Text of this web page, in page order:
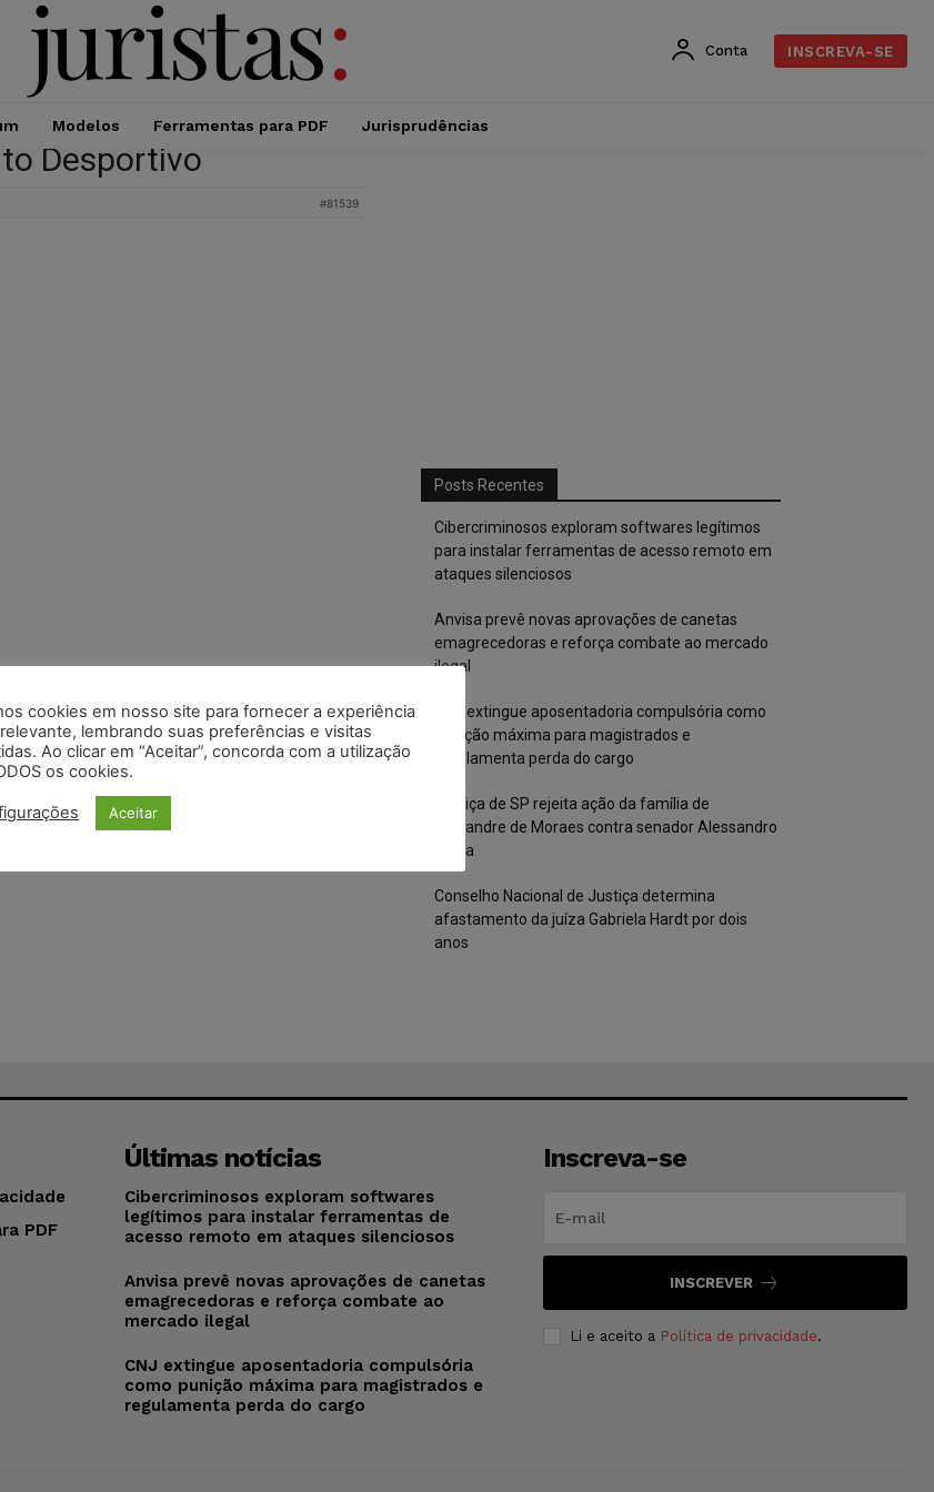
Conta INSCREVA-SE
Modelos Ferramentas para PDF Jurisprudências
Desportivo
#81539
Posts Recentes
Cibercriminosos exploram softwares legítimos
para instalar ferramentas de acesso remoto em
ataques silenciosos
Anvisa prevê novas aprovações de canetas
emagrecedoras e reforça combate ao mercado
ilegal
CNJ extingue aposentadoria compulsória como
punição máxima para magistrados e
regulamenta perda do cargo
Justiça de SP rejeita ação da família de
Alexandre de Moraes contra senador Alessandro
Vieira
Conselho Nacional de Justiça determina
afastamento da juíza Gabriela Hardt por dois
anos
PDF
Últimas notícias
Cibercriminosos exploram softwares
legítimos para instalar ferramentas de
acesso remoto em ataques silenciosos
Anvisa prevê novas aprovações de canetas
emagrecedoras e reforça combate ao
mercado ilegal
CNJ extingue aposentadoria compulsória
como punição máxima para magistrados e
regulamenta perda do cargo
Inscreva-se
INSCREVER
Li e aceito a Política de privacidade.
cookies em nosso site para fornecer a experiência
lembrando suas preferências e visitas
Ao clicar em “Aceitar”, concorda com a utilização
os cookies.
Aceitar